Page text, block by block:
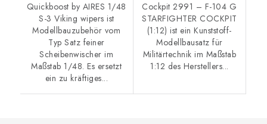
Quickboost by AIRES 1/48
S-3 Viking wipers ist
Modellbauzubehör vom
Typ Satz feiner
Scheibenwischer im
Maßstab 1/48. Es ersetzt
ein zu kräftiges...
Cockpit 2991 – F-104 G
STARFIGHTER COCKPIT
(1:12) ist ein Kunststoff-
Modellbausatz für
Militärtechnik im Maßstab
1:12 des Herstellers...